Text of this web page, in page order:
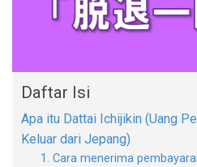
Daftar Isi
Apa itu Dattai Ichijikin (Uang
Keluar dari Jepang)
1. Cara menerima